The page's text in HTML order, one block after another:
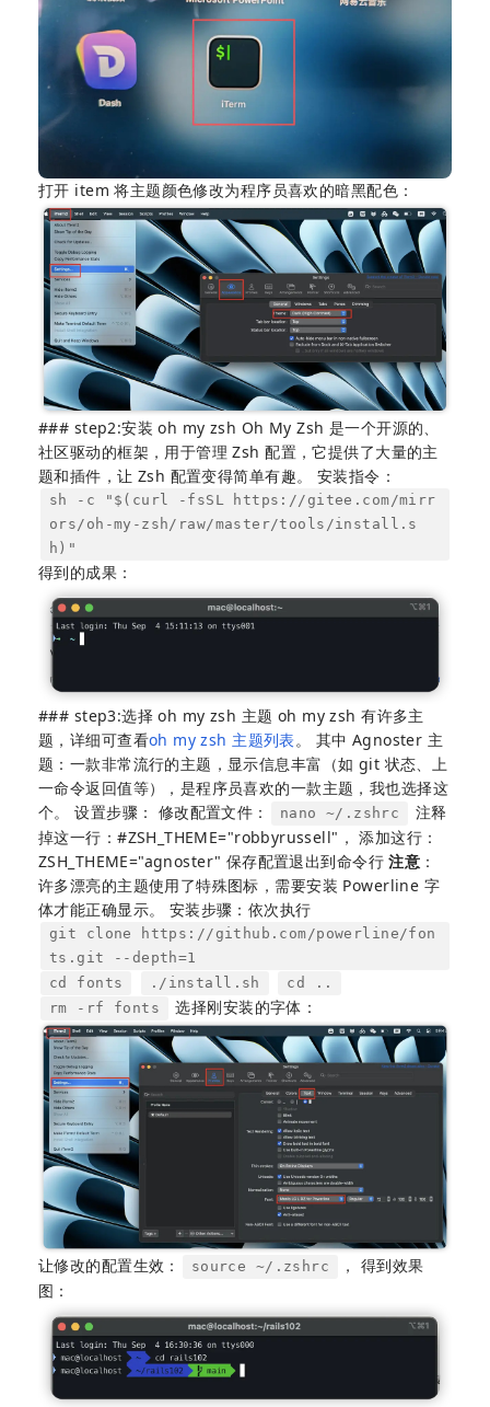
打开 item 将主题颜色修改为程序员喜欢的暗黑配色：
### step2:安装 oh my zsh Oh My Zsh 是一个开源的、
社区驱动的框架，用于管理 Zsh 配置，它提供了大量的主
题和插件，让 Zsh 配置变得简单有趣。 安装指令：
sh -c "$(curl -fsSL https://gitee.com/mirr
ors/oh-my-zsh/raw/master/tools/install.s
h)"
得到的成果：
### step3:选择 oh my zsh 主题 oh my zsh 有许多主
题，详细可查看oh my zsh 主题列表 。 其中 Agnoster 主
题：一款非常流行的主题，显示信息丰富（如 git 状态、上
一命令返回值等），是程序员喜欢的一款主题，我也选择这
个。 设置步骤： 修改配置文件：
nano ~/.zshrc
注释
掉这一行：#ZSH_THEME="robbyrussell"， 添加这行：
ZSH_THEME="agnoster" 保存配置退出到命令行注意 ：
许多漂亮的主题使用了特殊图标，需要安装 Powerline 字
体才能正确显示。 安装步骤：依次执行
git clone https://github.com/powerline/fon
ts.git --depth=1
cd fonts
./install.sh
cd ..
rm -rf fonts
选择刚安装的字体：
让修改的配置生效： source ~/.zshrc
， 得到效果
图：